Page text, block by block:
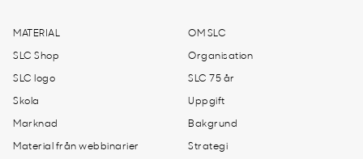
MATERIAL
SLC Shop
SLC logo
Skola
Marknad
Material från webbinarier
OM SLC
Organisation
SLC 75 år
Uppgift
Bakgrund
Strategi